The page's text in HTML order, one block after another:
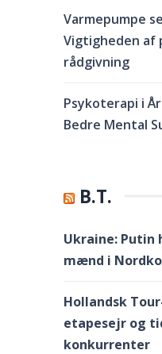
Varmepumpe
Vigtigheden af
rådgivning
Psykoterapi i
Bedre Mental
B.T.
Ukraine: Putin
mænd i
Hollandsk
etapesejr og
konkurrenter